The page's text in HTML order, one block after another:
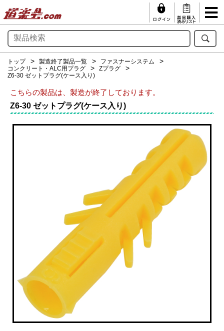
トップ 製造終了製品一覧
ファスナーシステム
コンクリート・ALC用プラグ
Zプラグ
Z6-30 ゼットプラグ(ケース入り)
こちらの製品は、製造が終了しております。
Z6-30 ゼットプラグ(ケース入り)